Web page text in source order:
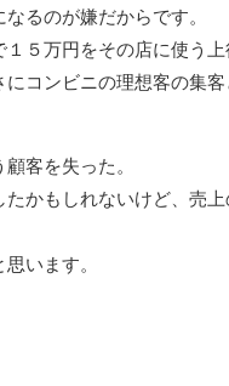
るのが嫌だからです。
５万円をその店に使う上
コンビニの理想客の集
客を失った。
かもしれないけど、売
います。